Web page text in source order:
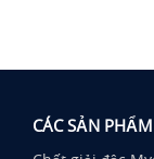
CÁC SẢN PHẨM